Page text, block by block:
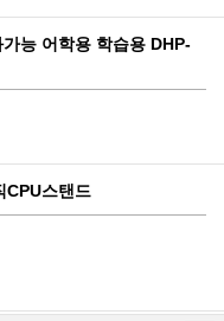
능 어학용 학습용 DHP-
CPU스탠드